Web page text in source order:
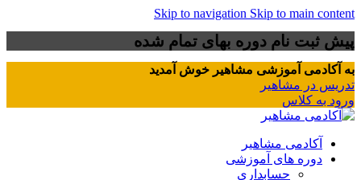
Skip to navigation Skip to main content
پیش ثبت نام دوره بهای تمام شده
به آکادمی آموزشی مشاهیر خوش آمدید
تدریس در مشاهیر
ورود به کلاس
آکادمی مشاهیر
دوره های آموزشی
حسابداری